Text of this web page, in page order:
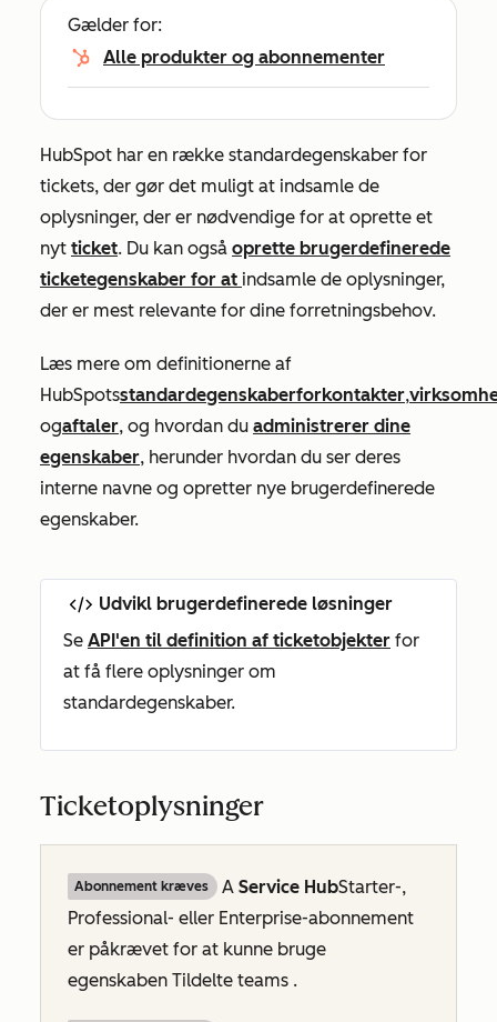
Gælder for:
Alle produkter og abonnementer
HubSpot har en række standardegenskaber for
tickets, der gør det muligt at indsamle de
oplysninger, der er nødvendige for at oprette et
nyt ticket. Du kan også oprette brugerdefinerede
ticketegenskaber for at indsamle de oplysninger,
der er mest relevante for dine forretningsbehov.
Læs mere om definitionerne af
HubSpotsstandardegenskaberforkontakter,
ogaftaler, og hvordan du administrerer dine
egenskaber, herunder hvordan du ser deres
interne navne og opretter nye brugerdefinerede
egenskaber.
Udvikl brugerdefinerede løsninger
Se API'en til definition af ticketobjekter for
at få flere oplysninger om
standardegenskaber.
Ticketoplysninger
Abonnement kræves A Service HubStarter-,
Professional- eller Enterprise-abonnement
er påkrævet for at kunne bruge
egenskaben Tildelte teams .